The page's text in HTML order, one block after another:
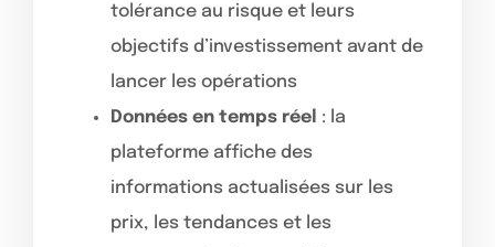
tolérance au risque et leurs
objectifs d’investissement avant de
lancer les opérations
Données en temps réel : la
plateforme affiche des
informations actualisées sur les
prix, les tendances et les